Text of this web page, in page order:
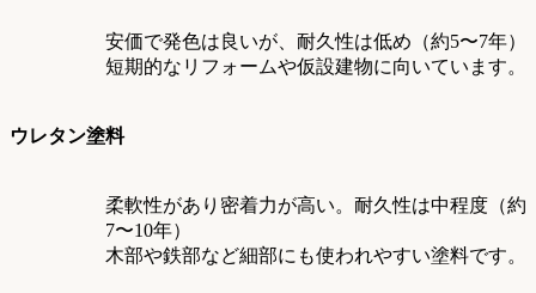
安価で発色は良いが、耐久性は低め（約5〜7年）
短期的なリフォームや仮設建物に向いています。
ウレタン塗料
柔軟性があり密着力が高い。耐久性は中程度（約
7〜10年）
木部や鉄部など細部にも使われやすい塗料です。